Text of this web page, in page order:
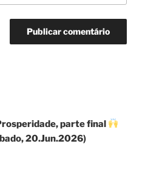
parte final
20.Jun.2026)